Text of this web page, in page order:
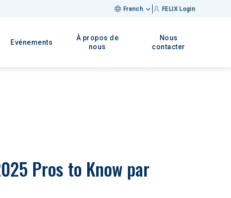
French FELIX Login
Evénements
À propos de
nous
Nous
contacter
Pros to Know par